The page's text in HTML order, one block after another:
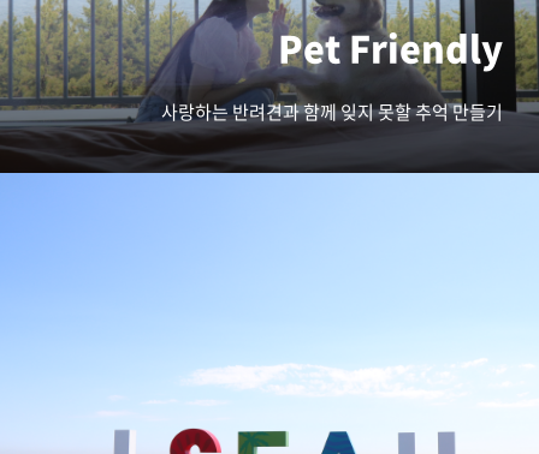
Pet Friendly
사랑하는 반려견과 함께 잊지 못할 추억 만들기